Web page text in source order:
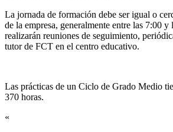
La jornada de formación debe ser igual o
de la empresa, generalmente entre las 7:00 y
realizarán reuniones de seguimiento,
tutor de FCT en el centro educativo.
Las prácticas de un Ciclo de Grado Medio
370 horas.
«